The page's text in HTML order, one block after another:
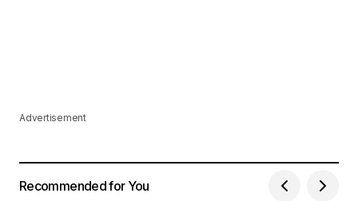
Advertisement
Recommended for You